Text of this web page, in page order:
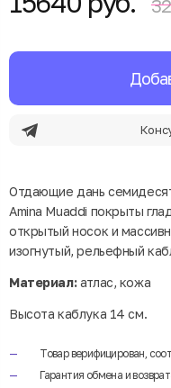
Отдающие дань
Amina Muaddi покрыты
открытый носок и
изогнутый, рельефный
Материал:атлас, кожа
Высота каблука 14 см.
Товар верифицирован,
Гарантия обмена и